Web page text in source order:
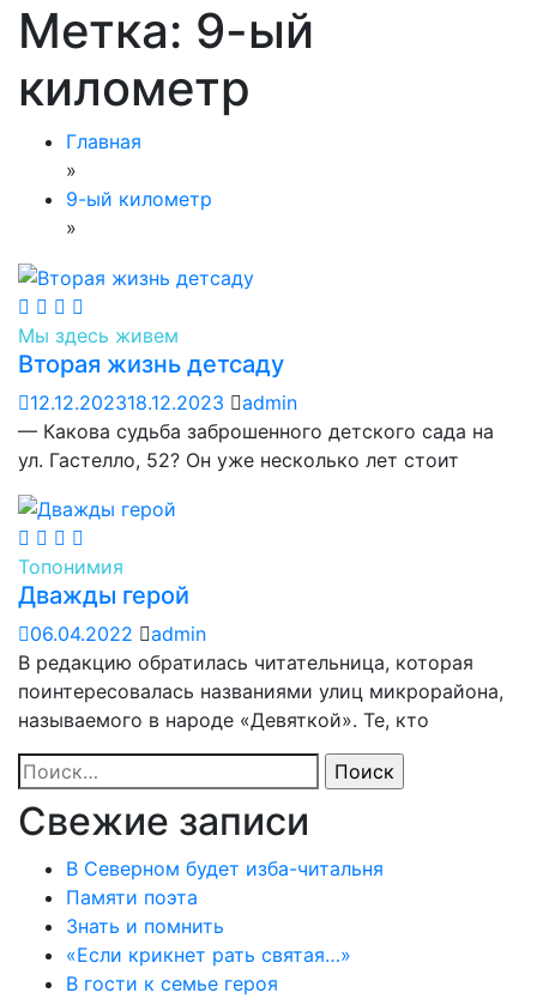
Метка: 9-ый
километр
Главная
»
9-ый километр
»
Мы здесь живем
Вторая жизнь детсаду
12.12.202318.12.2023
admin
— Какова судьба заброшенного детского сада на
ул. Гастелло, 52? Он уже несколько лет стоит
Топонимия
Дважды герой
06.04.2022
admin
В редакцию обратилась читательница, которая
поинтересовалась названиями улиц микрорайона,
называемого в народе «Девяткой». Те, кто
Найти:
Свежие записи
В Северном будет изба-читальня
Памяти поэта
Знать и помнить
«Если крикнет рать святая…»
В гости к семье героя